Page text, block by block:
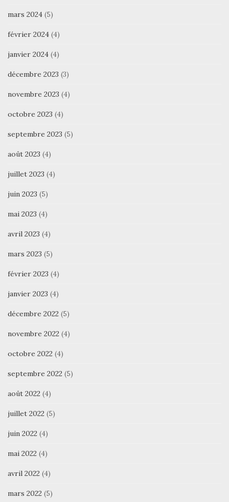
mars 2024 (5)
février 2024 (4)
janvier 2024 (4)
décembre 2023 (3)
novembre 2023 (4)
octobre 2023 (4)
septembre 2023 (5)
août 2023 (4)
juillet 2023 (4)
juin 2023 (5)
mai 2023 (4)
avril 2023 (4)
mars 2023 (5)
février 2023 (4)
janvier 2023 (4)
décembre 2022 (5)
novembre 2022 (4)
octobre 2022 (4)
septembre 2022 (5)
août 2022 (4)
juillet 2022 (5)
juin 2022 (4)
mai 2022 (4)
avril 2022 (4)
mars 2022 (5)